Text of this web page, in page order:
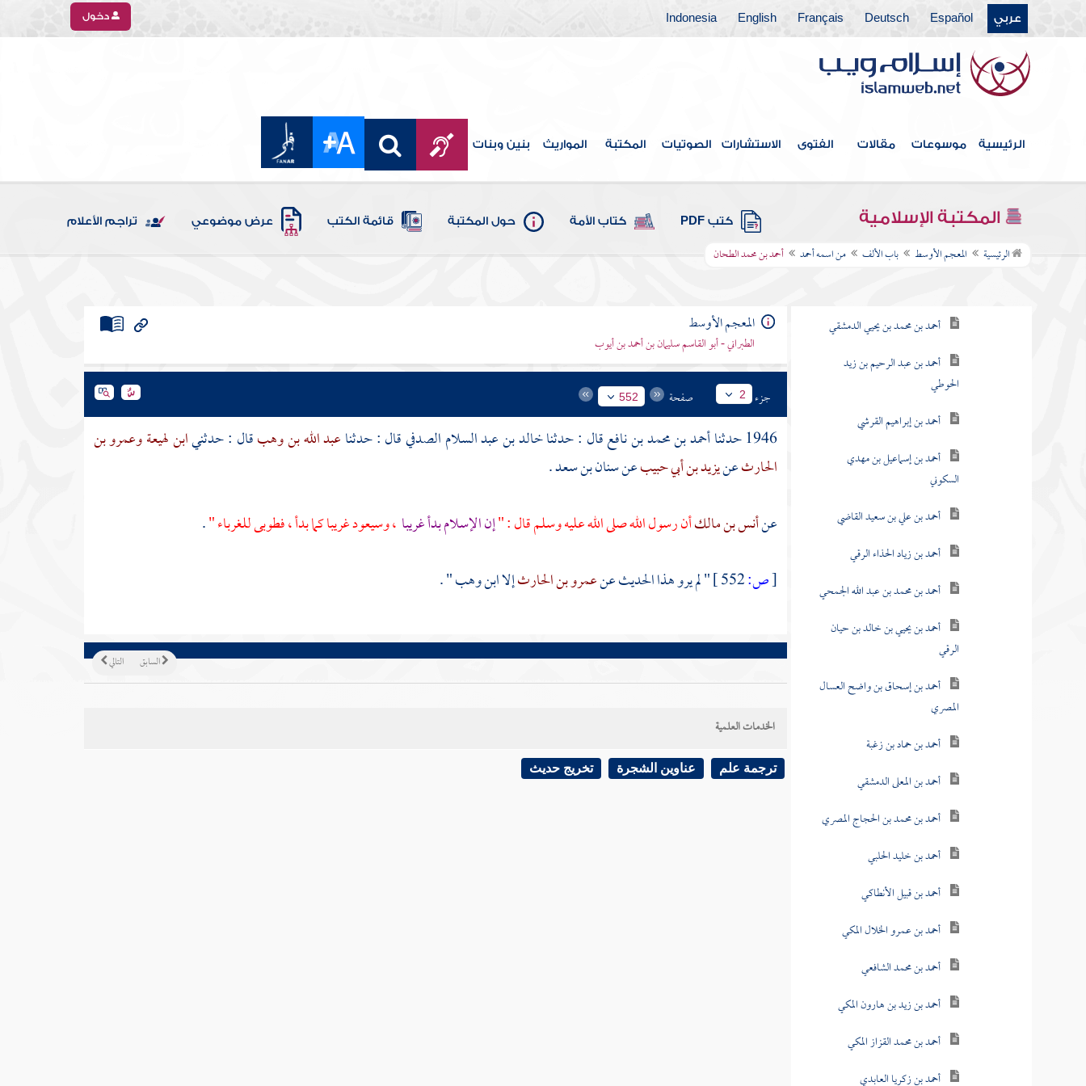
عربي Español
Deutsch
Français
English
Indonesia دخول
الرئيسية موسوعات مقالات الفتوى الاستشارات الصوتيات المكتبة المواريث بنين وبنات
المكتبة الإسلامية كتب PDF كتاب الأمة حول المكتبة قائمة الكتب عرض موضوعي تراجم الأعلام
الرئيسية المعجم الأوسط باب الألف من اسمه أحمد أحمد بن محمد الطحان
فهرس الكتاب
باب الألف
من اسمه أحمد
أحمد بن محمد بن يحيي الدمشقي
أحمد بن عبد الرحيم بن زيد
الحوطي
أحمد بن إبراهيم القرشي
أحمد بن إسماعيل بن مهدي
السكوني
أحمد بن علي بن سعيد القاضي
أحمد بن زياد الحذاء الرقي
أحمد بن محمد بن عبد الله الجمحي
أحمد بن يحيي بن خالد بن حيان
الرقي
أحمد بن إسحاق بن واضح العسال
المصري
أحمد بن حماد بن زغبة
أحمد بن المعلى الدمشقي
أحمد بن محمد بن الحجاج المصري
أحمد بن خليد الحلبي
أحمد بن قبيل الأنطاكي
أحمد بن عمرو الخلال المكي
أحمد بن محمد الشافعي
أحمد بن زيد بن هارون المكي
أحمد بن محمد القزاز المكي
أحمد بن زكريا العابدي
المعجم الأوسط
الطبراني - أبو القاسم سليمان بن أحمد بن أيوب
جزء 2 صفحة 552
1946 حدثنا أحمد بن محمد بن نافعقال : حدثناخالد بن عبد السلام الصدفيقال : حدثناعبد الله بن وهبقال : حدثنيابن لهيعةوعمرو بن
الحارثعنيزيد بن أبي حبيبعنسنان بن سعد.
عنأنس بن مالكأن رسول الله صلى الله عليه وسلم قال : "إن الإسلام بدأ غريبا ، وسيعود غريبا كما بدأ ، فطوبى للغرباء ".
[ص: " لم يرو هذا الحديث عنعمرو بن الحارثإلاابن وهب" .
التالي السابق
الخدمات العلمية
ترجمة علم عناوين الشجرة تخريج حديث